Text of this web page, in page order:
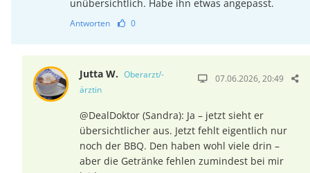
unübersichtlich. Habe ihn etwas angepasst.
Antworten 0
Jutta W. Oberarzt/-
ärztin
07.06.2026, 20:49
@DealDoktor (Sandra): Ja – jetzt sieht er
übersichtlicher aus. Jetzt fehlt eigentlich nur
noch der BBQ. Den haben wohl viele drin –
aber die Getränke fehlen zumindest bei mir